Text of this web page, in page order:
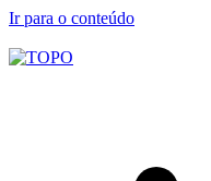
Ir para o conteúdo